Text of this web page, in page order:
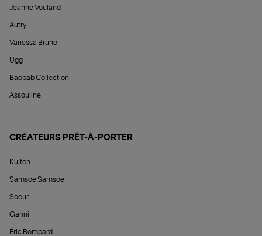
Jeanne Vouland
Autry
Vanessa Bruno
Ugg
Baobab Collection
Assouline
CRÉATEURS PRÊT-À-PORTER
Kujten
Samsoe Samsoe
Soeur
Ganni
Éric Bompard